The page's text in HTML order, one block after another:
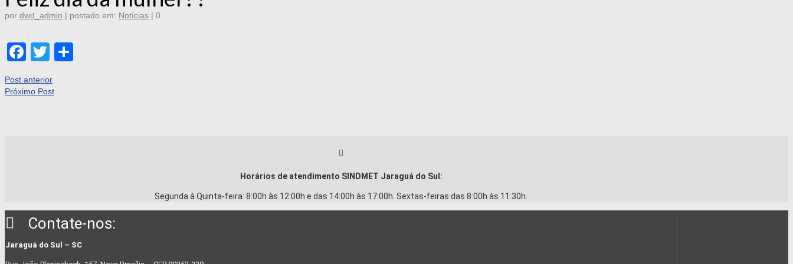
por dwd_admin | postado em: Notícias | 0
Facebook
Twitter
Post anterior
Próximo Post
Horários de atendimento SINDMET Jaraguá do Sul:
Segunda à Quinta-feira: 8:00h às 12:00h e das 14:00h às 17:00h. Sextas-feiras das 8:00h às 11:30h.
Contate-nos:
Jaraguá do Sul – SC